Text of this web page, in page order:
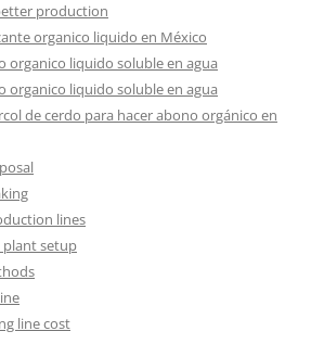
production
organico liquido en México
organico liquido soluble en agua
organico liquido soluble en agua
de cerdo para hacer abono orgánico en
lines
setup
line cost